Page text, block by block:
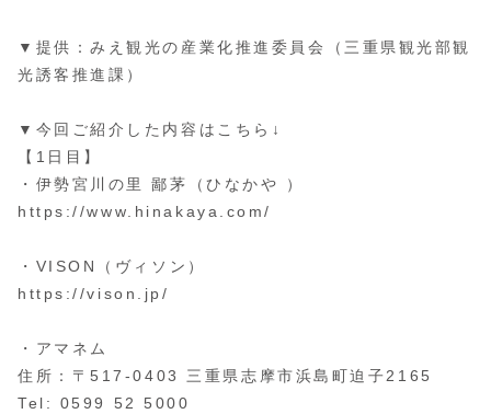
▼提供：みえ観光の産業化推進委員会（三重県観光部観
光誘客推進課）
▼今回ご紹介した内容はこちら↓
【1日目】
・伊勢宮川の里 鄙茅（ひなかや ）
https://www.hinakaya.com/
・VISON（ヴィソン）
https://vison.jp/
・アマネム
住所：〒517-0403 三重県志摩市浜島町迫子2165
Tel: 0599 52 5000